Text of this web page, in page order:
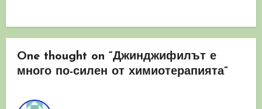
One thought on “Джинджифилът е
много по-силен от химиотерапията”